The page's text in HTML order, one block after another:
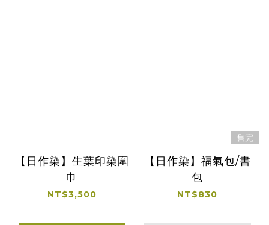
【日作染】生葉印染圍
巾
NT$3,500
售完
【日作染】福氣包/書
包
NT$830